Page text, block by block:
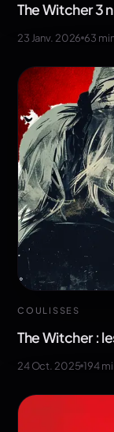
The Witcher 3
23 Janv. 2026 63
COULISSES
The Witcher :
24 Oct. 2025 194